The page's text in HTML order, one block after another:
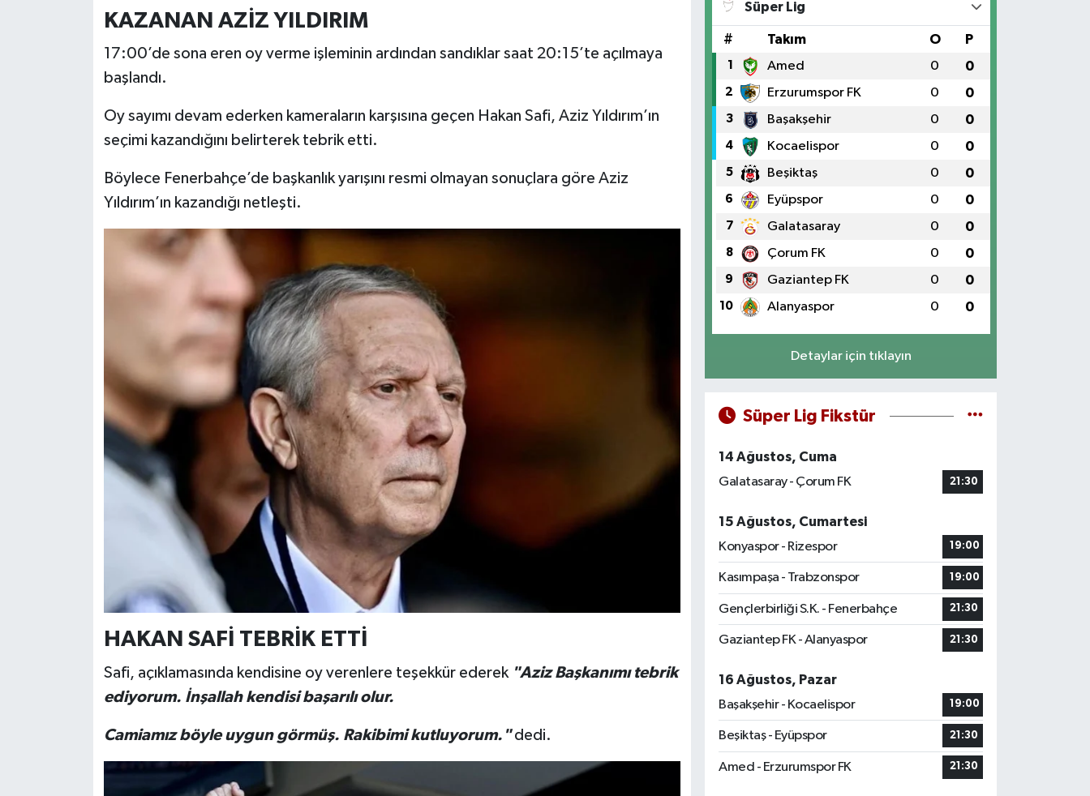
KAZANAN AZİZ YILDIRIM
17:00’de sona eren oy verme işleminin ardından sandıklar saat 20:15’te açılmaya
başlandı.
Oy sayımı devam ederken kameraların karşısına geçen Hakan Safi, Aziz Yıldırım’ın
seçimi kazandığını belirterek tebrik etti.
Böylece Fenerbahçe’de başkanlık yarışını resmi olmayan sonuçlara göre Aziz
Yıldırım’ın kazandığı netleşti.
HAKAN SAFİ TEBRİK ETTİ
Safi, açıklamasında kendisine oy verenlere teşekkür ederek "Aziz Başkanımı tebrik
ediyorum. İnşallah kendisi başarılı olur.
Camiamız böyle uygun görmüş. Rakibimi kutluyorum."dedi.
Süper Lig
# Takım O P
1 Amed 0 0
2 Erzurumspor FK 0 0
3 Başakşehir 0 0
4 Kocaelispor 0 0
5 Beşiktaş 0 0
6 Eyüpspor 0 0
7 Galatasaray 0 0
8 Çorum FK 0 0
9 Gaziantep FK 0 0
10 Alanyaspor 0 0
Detaylar için tıklayın
Süper Lig Fikstür
14 Ağustos, Cuma
Galatasaray - Çorum FK
21:30
15 Ağustos, Cumartesi
Konyaspor - Rizespor
19:00
Kasımpaşa - Trabzonspor 19:00
Gençlerbirliği S.K. - Fenerbahçe 21:30
Gaziantep FK - Alanyaspor 21:30
16 Ağustos, Pazar
Başakşehir - Kocaelispor
19:00
Beşiktaş - Eyüpspor 21:30
Amed - Erzurumspor FK 21:30